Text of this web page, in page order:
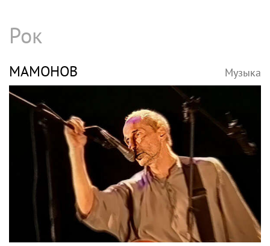
Рок
МАМОНОВ Музыка